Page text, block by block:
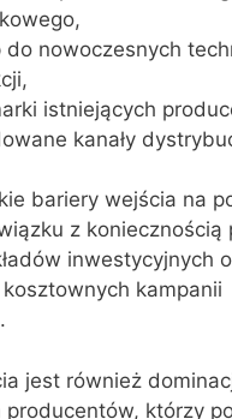
do nowoczesnych
istniejących
kanały
bariery wejścia na
z koniecznością
inwestycyjnych
kampanii
jest również
producentów, którzy